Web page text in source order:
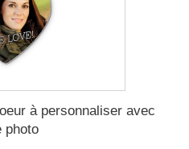
à personnaliser avec
photo